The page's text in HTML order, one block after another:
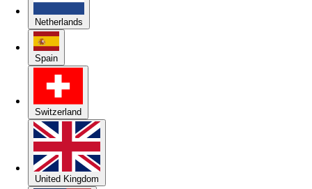
Netherlands
Spain
Switzerland
United Kingdom